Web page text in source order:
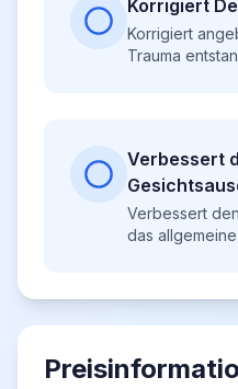
Korrigiert
Korrigiert
Trauma
Verbessert
Verbessert
das